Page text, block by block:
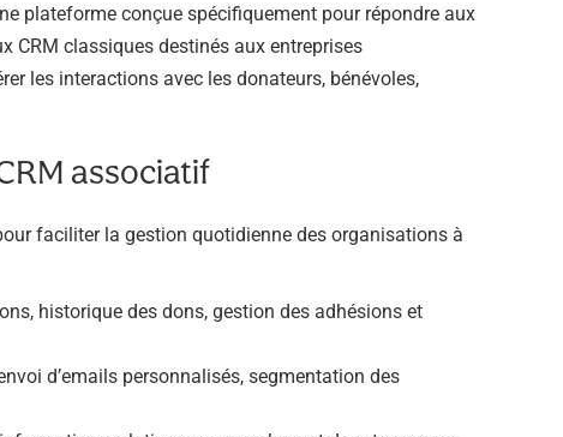
plateforme conçue spécifiquement pour répondre aux
CRM classiques destinés aux entreprises
les interactions avec les donateurs, bénévoles,
associatif
faciliter la gestion quotidienne des organisations à
historique des dons, gestion des adhésions et
d’emails personnalisés, segmentation des